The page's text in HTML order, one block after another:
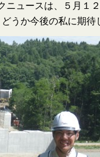
ュースは、５月１
うか今後の私に期待